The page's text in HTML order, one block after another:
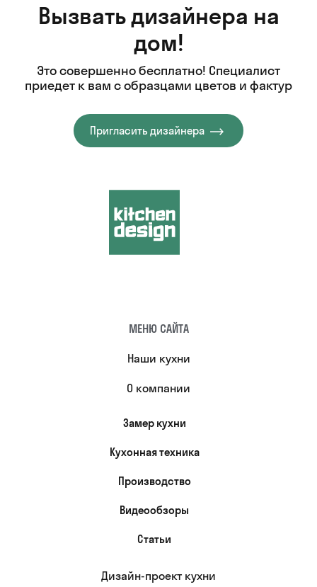
Вызвать дизайнера на
дом!
Это совершенно бесплатно! Специалист
приедет к вам с образцами цветов и фактур
Пригласить дизайнера
МЕНЮ САЙТА
Наши кухни
О компании
Замер кухни
Кухонная техника
Производство
Видеообзоры
Статьи
Дизайн-проект кухни